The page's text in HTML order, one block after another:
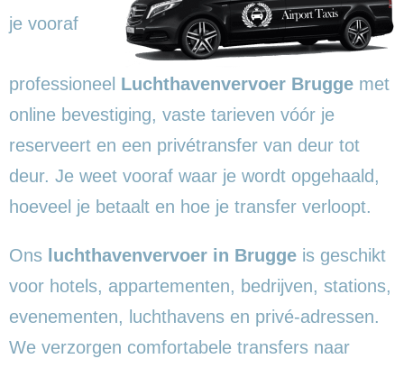
je vooraf
professioneel Luchthavenvervoer Brugge met
online bevestiging, vaste tarieven vóór je
reserveert en een privétransfer van deur tot
deur. Je weet vooraf waar je wordt opgehaald,
hoeveel je betaalt en hoe je transfer verloopt.
Ons luchthavenvervoer in Brugge is geschikt
voor hotels, appartementen, bedrijven, stations,
evenementen, luchthavens en privé-adressen.
We verzorgen comfortabele transfers naar